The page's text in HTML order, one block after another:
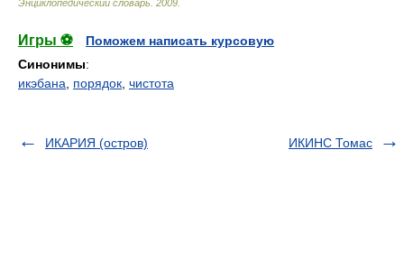
Энциклопедический словарь 2009
Игры ⚽
Поможем написать курсовую
Синонимы:
икэбана
порядок чистота
ИКАРИЯ (остров) ИКИНС Томас